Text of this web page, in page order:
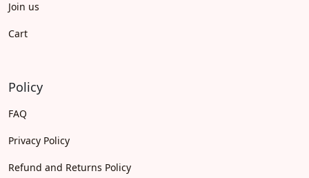
Join us
Cart
Policy
FAQ
Privacy Policy
Refund and Returns Policy